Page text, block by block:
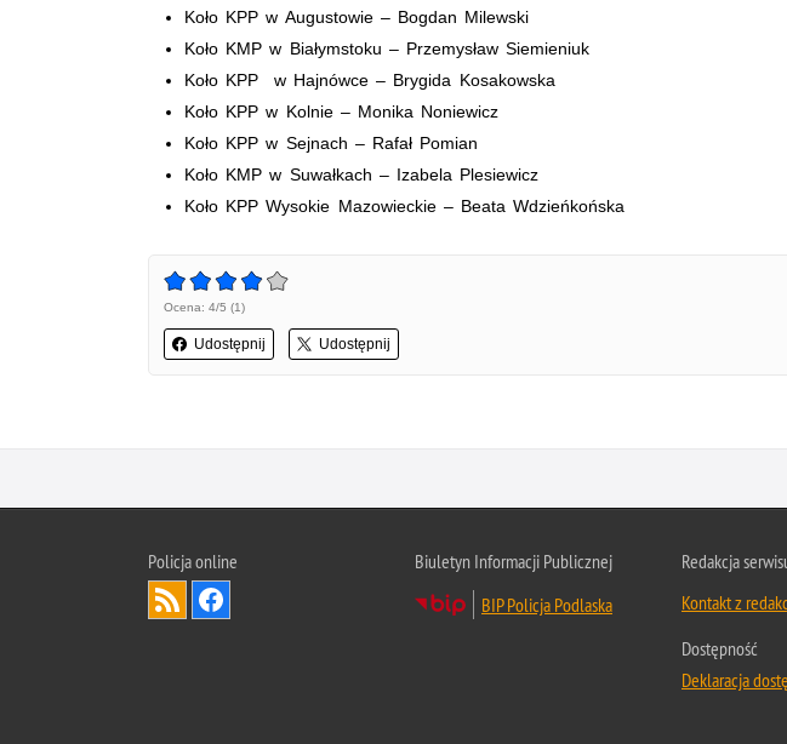
Koło KPP w Augustowie – Bogdan Milewski
Koło KMP w Białymstoku – Przemysław Siemieniuk
Koło KPP w Hajnówce – Brygida Kosakowska
Koło KPP w Kolnie – Monika Noniewicz
Koło KPP w Sejnach – Rafał Pomian
Koło KMP w Suwałkach – Izabela Plesiewicz
Koło KPP Wysokie Mazowieckie – Beata Wdzieńkońska
Ocena: 4/5 (1)
Udostępnij Udostępnij
Policja online
Biuletyn Informacji Publicznej
BIP Policja Podlaska
Redakcja
Kontakt z
Dostępność
Deklaracja